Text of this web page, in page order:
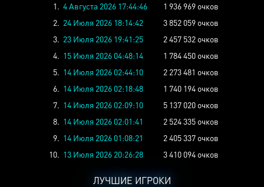
1. 4 Августа 2026 17:44:46
1 936 969 очков
2. 24 Июля 2026 18:14:42
3 852 059 очков
3. 23 Июля 2026 19:41:25
2 457 532 очков
4. 15 Июля 2026 04:48:14
1 784 450 очков
5. 14 Июля 2026 02:44:10
2 273 481 очков
6. 14 Июля 2026 02:18:48
1 740 194 очков
7. 14 Июля 2026 02:09:10
5 137 020 очков
8. 14 Июля 2026 02:01:41
2 524 335 очков
9. 14 Июля 2026 01:08:21
2 405 337 очков
10. 13 Июля 2026 20:26:28 3 410 094 очков
ЛУЧШИЕ ИГРОКИ